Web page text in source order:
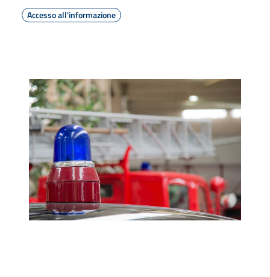
Accesso all'informazione